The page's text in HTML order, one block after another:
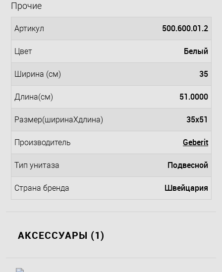
Прочие
Артикул 500.600.01.2
Цвет Белый
Ширина (см) 35
Длина(см) 51.0000
Размер(ширинаXдлина) 35x51
Производитель Geberit
Тип унитаза Подвесной
Страна бренда Швейцария
АКСЕССУАРЫ (1)